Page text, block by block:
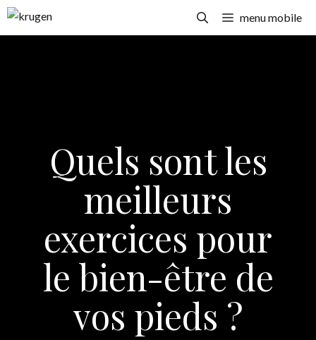
Aller
menu mobile
Quels sont les
meilleurs
exercices pour
le bien-être de
vos pieds ?